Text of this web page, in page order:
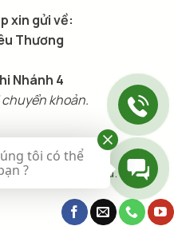
xin gửi về:
Thương
Nhánh 4
khoản.
All rights reserved.
tôi có thể
?